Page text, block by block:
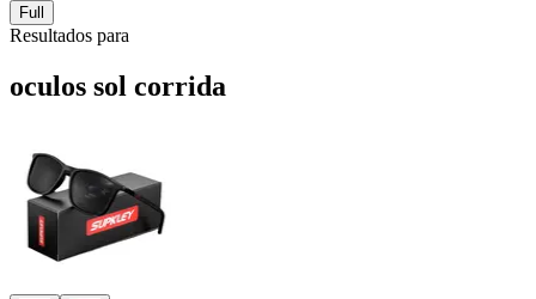
Full
Resultados para
oculos sol corrida